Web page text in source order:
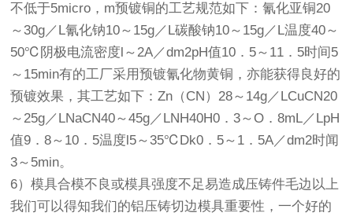
不低于5micro，m预镀铜的工艺规范如下：氰化亚铜20
～30g／L氰化钠10～15g／L碳酸钠10～15g／L温度40～
50℃阴极电流密度l～2A／dm2pH值10．5～11．5时间5
～15min有的工厂采用预镀氰化物黄铜，亦能获得良好的
预镀效果，其工艺如下：Zn（CN）28～14g／LCuCN20
～25g／LNaCN40～45g／LNH40H0．3～O．8mL／LpH
值9．8～10．5温度l5～35℃Dk0．5～1．5A／dm2时闻
3～5min。
6）模具合模不良或模具强度不足易造成压铸件毛边以上
我们可以得知我们的铝压铸切边模具重要性，一个好的